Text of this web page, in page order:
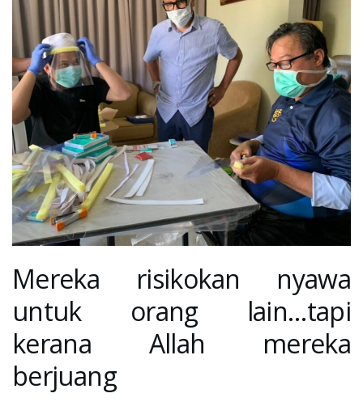
Mereka risikokan nyawa
untuk orang lain…tapi
kerana Allah mereka
berjuang